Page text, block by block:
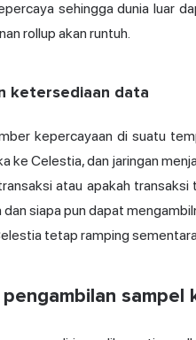
sehingga dunia luar
rollup akan runtuh.
ketersediaan data
kepercayaan di suatu
ke Celestia, dan jaringan
atau apakah
siapa pun dapat
tetap ramping